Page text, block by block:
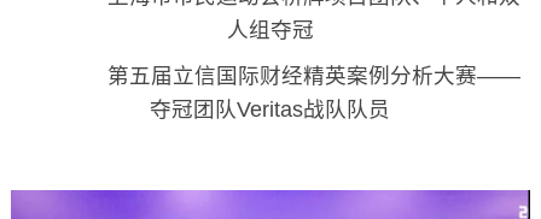
人组夺冠
第五届立信国际财经精英案例分析大赛——
夺冠团队Veritas战队队员